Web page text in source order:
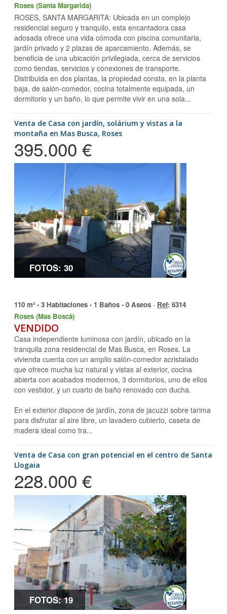
Roses (Santa Margarida)
ROSES, SANTA MARGARITA: Ubicada en un complejo
residencial seguro y tranquilo, esta encantadora casa
adosada ofrece una vida cómoda con piscina comunitaria,
jardín privado y 2 plazas de aparcamiento. Además, se
beneficia de una ubicación privilegiada, cerca de servicios
como tiendas, servicios y conexiones de transporte.
Distribuida en dos plantas, la propiedad consta, en la planta
baja, de salón-comedor, cocina totalmente equipada, un
dormitorio y un baño, lo que permite vivir en una sola...
Venta de Casa con jardín, solárium y vistas a la
montaña en Mas Busca, Roses
395.000 €
FOTOS: 30
110 m² - 3 Habitaciones - 1 Baños - 0 Aseos · Ref: 6314
Roses (Mas Boscà)
VENDIDO
Casa independiente luminosa con jardín, ubicado en la
tranquila zona residencial de Mas Busca, en Roses. La
vivienda cuenta con un amplio salón-comedor acristalado
que ofrece mucha luz natural y vistas al exterior, cocina
abierta con acabados modernos, 3 dormitorios, uno de ellos
con vestidor, y un cuarto de baño renovado con ducha.
En el exterior dispone de jardín, zona de jacuzzi sobre tarima
para disfrutar al aire libre, un lavadero cubierto, caseta de
madera ideal como tra...
Venta de Casa con gran potencial en el centro de Santa
Llogaia
228.000 €
FOTOS: 19